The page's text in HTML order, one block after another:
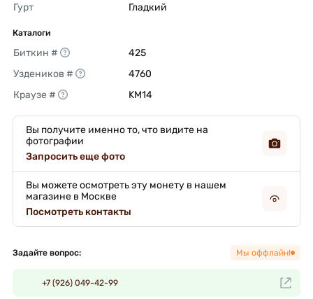
Гурт Гладкий
Каталоги
Биткин #
425
Уздеников #
4760
Краузе #
KM14
Вы получите именно то, что видите на
фотографии
Запросить еще фото
Вы можете осмотреть эту монету в нашем
магазине в Москве
Посмотреть контакты
Задайте вопрос: Мы оффлайн!
+7 (926) 049-42-99